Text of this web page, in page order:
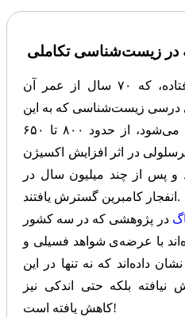
مطابق نظریه‌ی رایج و جاافتاده، که ۷۰ سال از عمر آن
درسی زیست‌شناسی که به این
موضوع می‌پردازند نیز یافت می‌شود، از حدود ۸۰۰ تا ۶۵۰
در اثر افزایش اکسیژن
پس از چند میلیون سال در
انفجار کامبرین گسترش یافتند.
در پژوهشی که در سه کشور
با عرضه‌ی شواهد فسیلی و
داده‌اند که نه تنها در این
بلکه حتی اندکی نیز
کاهش یافته است!